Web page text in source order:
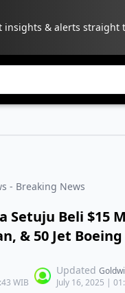
insights & alerts
- Breaking News
Setuju Beli $15
& 50 Jet Boeing
WIB
Updated
July 16, 2025 |